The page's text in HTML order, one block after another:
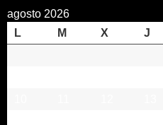
agosto 2026
L
M X J